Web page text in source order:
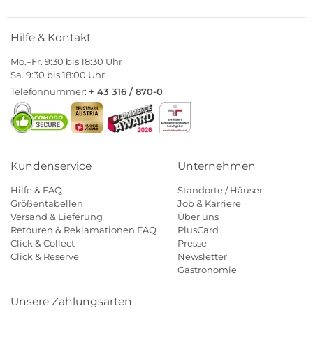
Hilfe & Kontakt
Mo.–Fr. 9:30 bis 18:30 Uhr
Sa. 9:30 bis 18:00 Uhr
Telefonnummer: + 43 316 / 870-0
Kundenservice
Hilfe & FAQ
Größentabellen
Versand & Lieferung
Retouren & Reklamationen FAQ
Click & Collect
Click & Reserve
Unternehmen
Standorte / Häuser
Job & Karriere
Über uns
PlusCard
Presse
Newsletter
Gastronomie
Unsere Zahlungsarten